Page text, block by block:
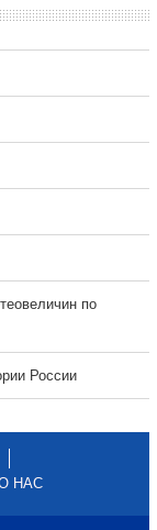
по
России
НАС